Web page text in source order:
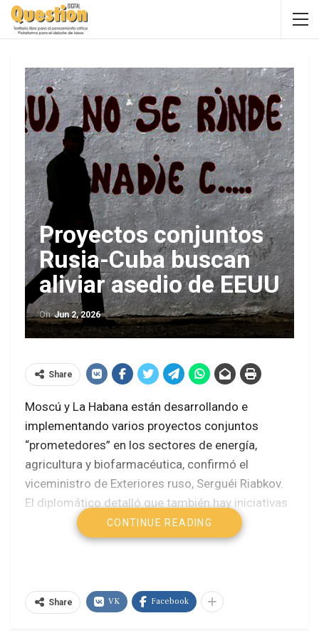
Proyectos conjuntos
Rusia-Cuba buscan
aliviar asedio de EEUU
OnJun 2, 2026
Share
Moscú y La Habana están desarrollando e
implementando varios proyectos conjuntos
“prometedores” en los sectores de energía,
agricultura y biofarmacéutica, confirmó el
viceministro de Exteriores ruso, Serguéi Riabkov.
El diplomático detalló que también hay iniciativas
en marcha en metalurgia, transporte,
biotecnología, tecnologías de la información y
El anuncio llega en un momento crítico para Cuba,
CONTINUE READING
Share VK Facebook